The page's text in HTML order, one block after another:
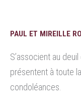
PAUL ET MIREILLE
S’associent au
présentent à toute
condoléances.